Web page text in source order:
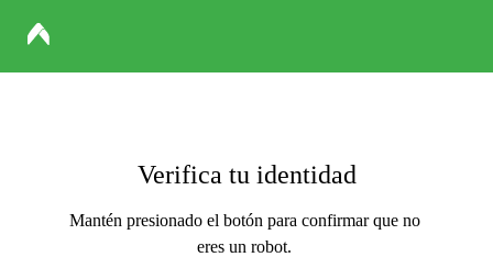
Verifica tu identidad
Mantén presionado el botón para confirmar que no
eres un robot.